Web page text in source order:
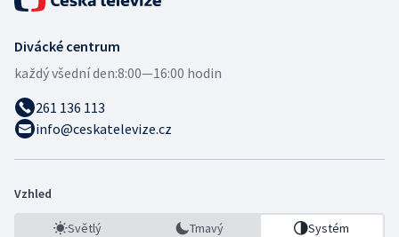
Divácké centrum
každý všední den:8:00—16:00 hodin
261 136 113
info@ceskatelevize.cz
Vzhled
Světlý Tmavý Systém